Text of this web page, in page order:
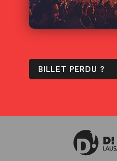
BILLET PERDU ?